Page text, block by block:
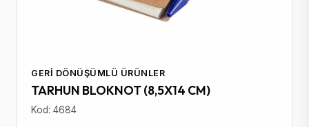
GERI DÖNÜŞÜMLÜ ÜRÜNLER
TARHUN BLOKNOT (8,5X14 CM)
Kod: 4684